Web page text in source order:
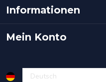
Informationen
Mein Konto